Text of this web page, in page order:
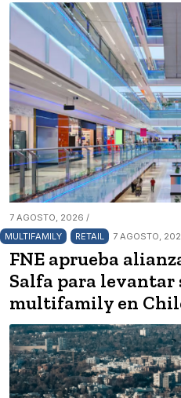
7 AGOSTO, 2026 /
MULTIFAMILY
RETAIL 7 AGOSTO,
FNE aprueba
Salfa para
multifamily en